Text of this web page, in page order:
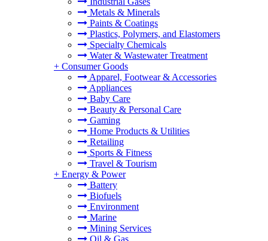
Metals & Minerals
Paints & Coatings
Plastics, Polymers, and Elastomers
Specialty Chemicals
Water & Wastewater Treatment
+ Consumer Goods
Apparel, Footwear & Accessories
Appliances
Baby Care
Beauty & Personal Care
Gaming
Home Products & Utilities
Retailing
Sports & Fitness
Travel & Tourism
+ Energy & Power
Battery
Biofuels
Environment
Marine
Mining Services
Oil & Gas